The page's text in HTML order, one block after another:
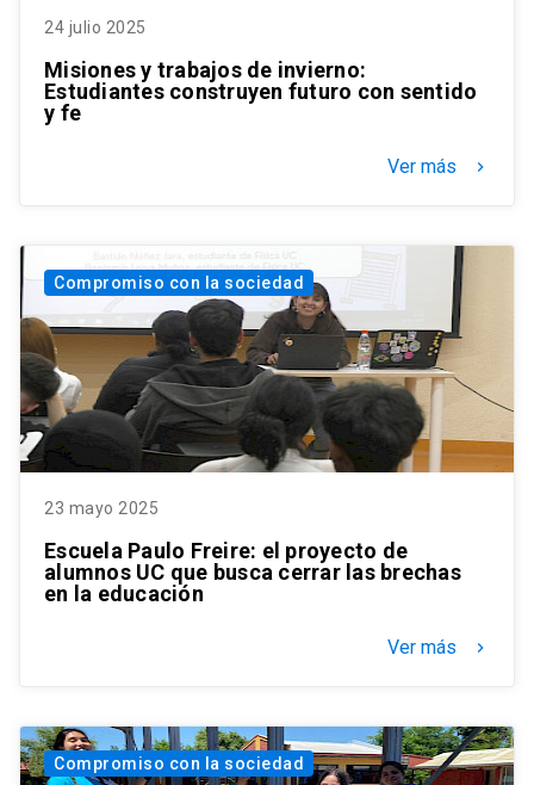
24 julio 2025
Misiones y trabajos de invierno:
Estudiantes construyen futuro con sentido
y fe
Ver más keyboard_arrow_right
Compromiso con la sociedad
23 mayo 2025
Escuela Paulo Freire: el proyecto de
alumnos UC que busca cerrar las brechas
en la educación
Ver más keyboard_arrow_right
Compromiso con la sociedad